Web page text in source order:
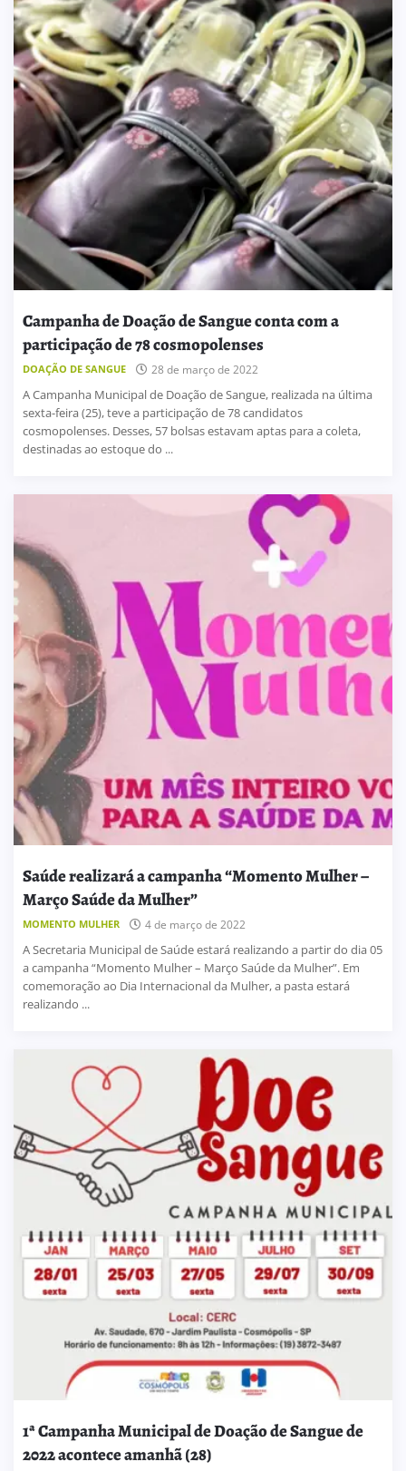
Campanha de Doação de Sangue conta com a
participação de 78 cosmopolenses
DOAÇÃO DE SANGUE 28 de março de 2022
A Campanha Municipal de Doação de Sangue, realizada na última
sexta-feira (25), teve a participação de 78 candidatos
cosmopolenses. Desses, 57 bolsas estavam aptas para a coleta,
destinadas ao estoque do ...
Saúde realizará a campanha “Momento Mulher –
Março Saúde da Mulher”
MOMENTO MULHER 4 de março de 2022
A Secretaria Municipal de Saúde estará realizando a partir do dia 05
a campanha “Momento Mulher – Março Saúde da Mulher”. Em
comemoração ao Dia Internacional da Mulher, a pasta estará
realizando ...
1ª Campanha Municipal de Doação de Sangue de
2022 acontece amanhã (28)